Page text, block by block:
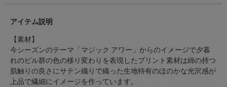
アイテム説明
【素材】
今シーズンのテーマ「マジック アワー」からのイメージで夕暮
れのビル群の色の移り変わりを表現したプリント素材は綿の持つ
肌触りの良さにサテン織りで織った生地特有のほのかな光沢感が
上品で繊細にイメージを作っています。